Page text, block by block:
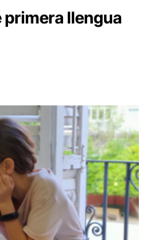
primera llengua